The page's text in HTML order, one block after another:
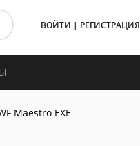
ВОЙТИ | РЕГИСТРАЦИЯ
Maestro EXE